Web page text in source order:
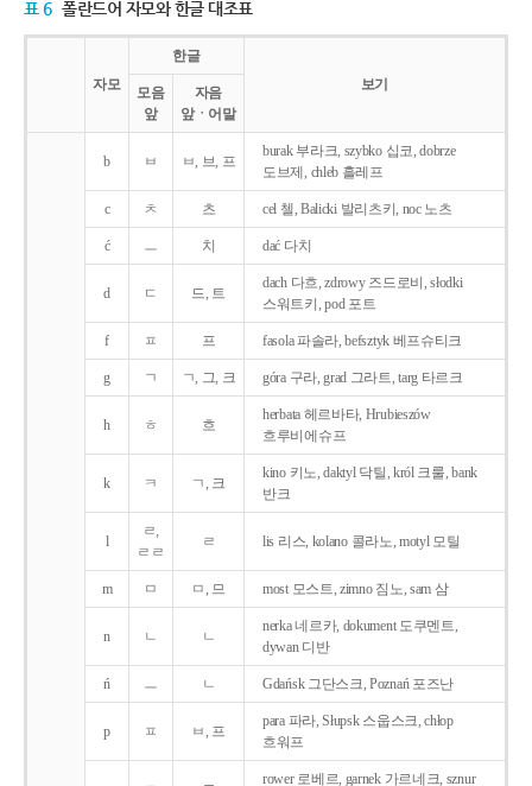
표 6 폴란드어 자모와 한글 대조표
자모
한글
보기
모음
앞
자음
앞ㆍ어말
b ㅂ ㅂ, 브, 프
burak 부라크, szybko 십코, dobrze
도브제, chleb 흘레프
c ㅊ 츠 cel 첼, Balicki 발리츠키, noc 노츠
ć ㅡ 치 dać 다치
d ㄷ 드, 트
dach 다흐, zdrowy 즈드로비, słodki
스워트키, pod 포트
f ㅍ 프 fasola 파솔라, befsztyk 베프슈티크
g ㄱ ㄱ, 그, 크 góra 구라, grad 그라트, targ 타르크
h ㅎ 흐
herbata 헤르바타, Hrubieszów
흐루비에슈프
k ㅋ ㄱ, 크
kino 키노, daktyl 닥틸, król 크룰, bank
반크
l
ㄹ,
ㄹㄹ
ㄹ lis 리스, kolano 콜라노, motyl 모틸
m ㅁ ㅁ, 므 most 모스트, zimno 짐노, sam 삼
n ㄴ ㄴ
nerka 네르카, dokument 도쿠멘트,
dywan 디반
ń ㅡ ㄴ Gdańsk 그단스크, Poznań 포즈난
p ㅍ ㅂ, 프
para 파라, Słupsk 스웁스크, chłop
흐워프
rower 로베르, garnek 가르네크, sznur